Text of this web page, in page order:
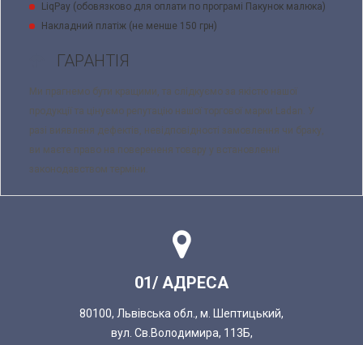
LiqPay (обовязково для оплати по програмі Пакунок малюка)
Накладний платіж (не менше 150 грн)
ГАРАНТІЯ
Ми прагнемо бути кращими, та слідкуємо за якістю нашої
продукції та цінуємо репутацію нашої торгової марки Ladan. У
разі виявленя дефектів, невідповідності замовлення чи браку,
ви маєте право на поверененя товару у встановленні
законодавством терміни.
01/ АДРЕСА
80100, Львівська обл., м. Шептицький,
вул. Св.Володимира, 113Б,